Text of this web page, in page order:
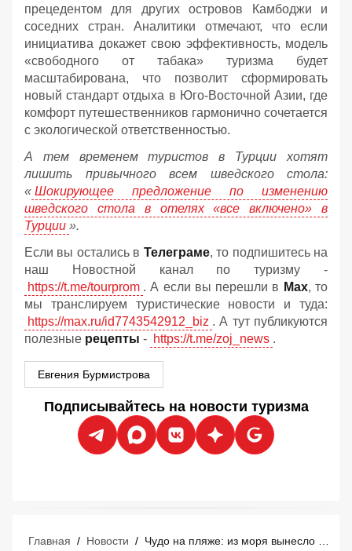
прецедентом для других островов Камбоджи и
соседних стран. Аналитики отмечают, что если
инициатива докажет свою эффективность, модель
«свободного от табака» туризма будет
масштабирована, что позволит сформировать
новый стандарт отдыха в Юго-Восточной Азии, где
комфорт путешественников гармонично сочетается
с экологической ответственностью.
А тем временем туристов в Турции хотят
лишить привычного всем шведского стола:
« Шокирующее предложение по изменению
шведского стола в отелях «все включено» в
Турции ».
Если вы остались в Телеграме, то подпишитесь на
наш Новостной канал по туризму -
https://t.me/tourprom . А если вы перешли в Мах, то
мы транслируем туристические новости и туда:
https://max.ru/id7743542912_biz . А тут публикуются
полезные рецепты - https://t.me/zoj_news .
Евгения Бурмистрова
Подписывайтесь на новости туризма
Главная / Новости /